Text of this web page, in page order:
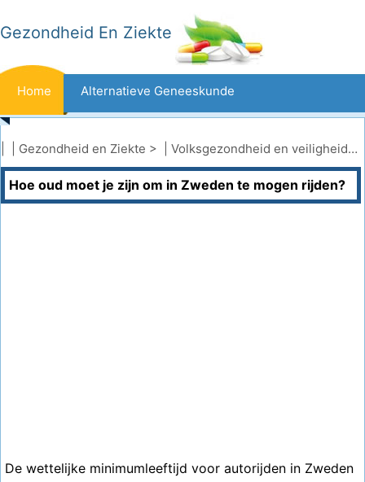
Gezondheid En Ziekte
Home Alternatieve Geneeskunde
Beten En Steken Kanker
Aandoeningen En Behandelingen Mond- En Tandzorg
Gezondheid en Ziekte > | Volksgezondheid en veiligheid|
Hoe oud moet je zijn om in Zweden te mogen rijden?
De wettelijke minimumleeftijd voor autorijden in Zweden